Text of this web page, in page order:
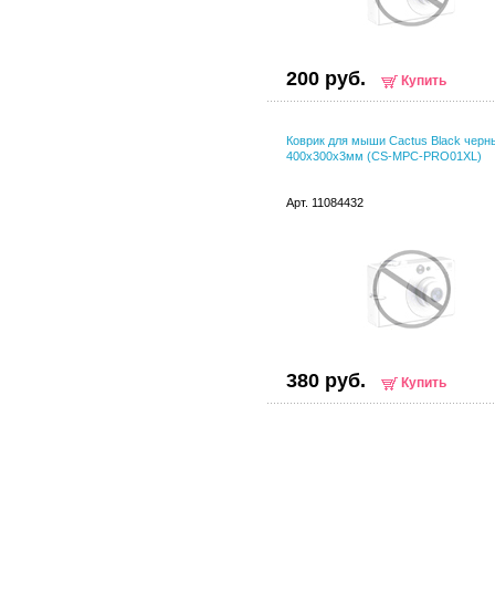
200 руб. Купить
Коврик для мыши Cactus Black
400x300x3мм (CS-MPC-PRO01XL)
Арт. 11084432
380 руб. Купить